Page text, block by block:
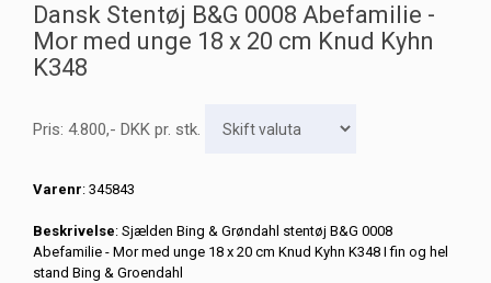
Dansk Stentøj B&G 0008 Abefamilie -
Mor med unge 18 x 20 cm Knud Kyhn
K348
Pris: 4.800,- DKK pr. stk.
Varenr: 345843
Beskrivelse: Sjælden Bing & Grøndahl stentøj B&G 0008
Abefamilie - Mor med unge 18 x 20 cm Knud Kyhn K348 I fin og hel
stand Bing & Groendahl